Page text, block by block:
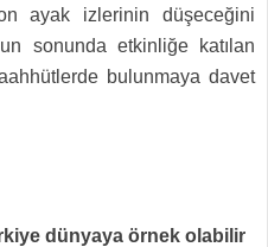
ayak izlerinin düşeceğini
sonunda etkinliğe katılan
bulunmaya davet
dünyaya örnek olabilir